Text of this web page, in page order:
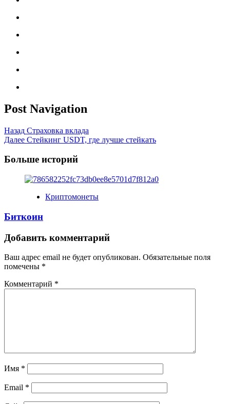
Post Navigation
Назад Страховка вклада
Далее Стейкинг USDT, где лучше стейкать
Больше историй
Криптомонеты
Биткоин
Добавить комментарий
Ваш адрес email не будет опубликован. Обязательные поля
помечены *
Комментарий *
Имя *
Email *